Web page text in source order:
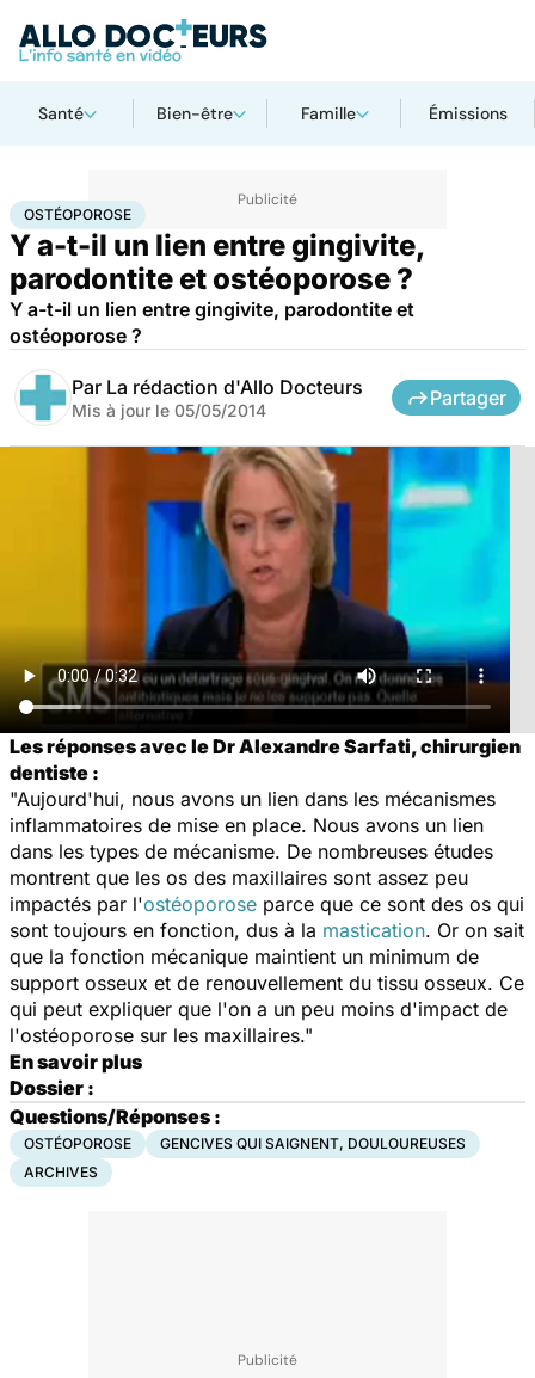
Santé Bien-être Famille Émissions
AccueilSantéOstéoporose
OSTÉOPOROSE
Y a-t-il un lien entre gingivite,
parodontite et ostéoporose ?
Y a-t-il un lien entre gingivite, parodontite et
ostéoporose ?
Par La rédaction d'Allo Docteurs
Mis à jour le 05/05/2014
Partager
Les réponses avec le Dr Alexandre Sarfati, chirurgien
dentiste :
"Aujourd'hui, nous avons un lien dans les mécanismes
inflammatoires de mise en place. Nous avons un lien
dans les types de mécanisme. De nombreuses études
montrent que les os des maxillaires sont assez peu
impactés par l'ostéoporose parce que ce sont des os qui
sont toujours en fonction, dus à la mastication. Or on sait
que la fonction mécanique maintient un minimum de
support osseux et de renouvellement du tissu osseux. Ce
qui peut expliquer que l'on a un peu moins d'impact de
l'ostéoporose sur les maxillaires."
En savoir plus
Dossier :
Questions/Réponses :
OSTÉOPOROSE
GENCIVES QUI SAIGNENT, DOULOUREUSES
ARCHIVES